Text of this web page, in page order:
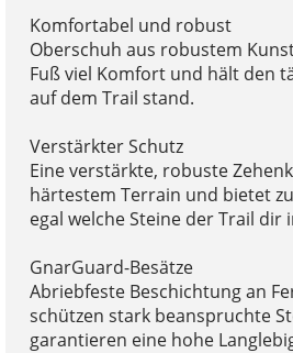
Komfortabel und robust
Oberschuh aus robustem
Fuß viel Komfort und hält den
auf dem Trail stand.
Verstärkter Schutz
Eine verstärkte, robuste
härtestem Terrain und bietet
egal welche Steine der Trail dir
GnarGuard-Besätze
Abriebfeste Beschichtung an
schützen stark beanspruchte
garantieren eine hohe